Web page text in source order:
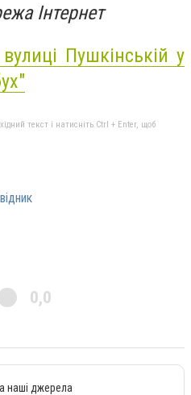
Інтернет
Пушкінській у
текст і натисніть Ctrl + Enter, щоб
0,0
наші джерела